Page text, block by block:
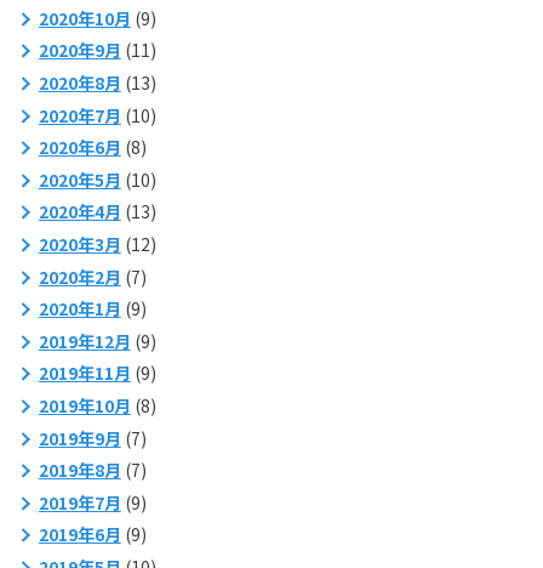
2020年10月 (9)
2020年9月 (11)
2020年8月 (13)
2020年7月 (10)
2020年6月 (8)
2020年5月 (10)
2020年4月 (13)
2020年3月 (12)
2020年2月 (7)
2020年1月 (9)
2019年12月 (9)
2019年11月 (9)
2019年10月 (8)
2019年9月 (7)
2019年8月 (7)
2019年7月 (9)
2019年6月 (9)